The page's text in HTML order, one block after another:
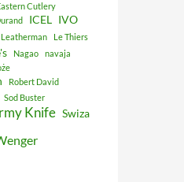
Cutlery
ICEL IVO
Leatherman
Le Thiers
Nagao
navaja
Robert David
Sod Buster
Knife Swiza